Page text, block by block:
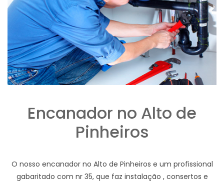
Encanador no Alto de
Pinheiros
O nosso encanador no Alto de Pinheiros e um profissional
gabaritado com nr 35, que faz instalação , consertos e